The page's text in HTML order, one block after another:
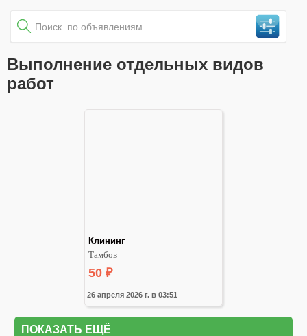
Выполнение отдельных видов
работ
26 апреля 2026 г. в 03:51
Клининг
Тамбов
50 ₽
ПОКАЗАТЬ ЕЩЁ